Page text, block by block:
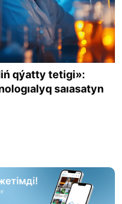
qýatty tetigi»:
saıasatyn